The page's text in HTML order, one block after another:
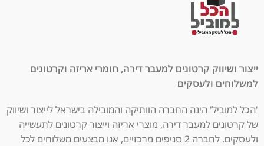
ייצור ושיווק קרטונים למעבר דירה, חומרי אריזה וקרטונים
למשלוחים ולעסקים
'הכל למוביל' הינה החברה הוותיקה והמובילה בישראל לייצור ושיווק
של קרטונים למעבר דירה, מוצרי אריזה וייצור קרטונים לתעשייה
ולעסקים. לחברה 2 סניפים מרכזיים, אנו מבצעים משלוחים לכל